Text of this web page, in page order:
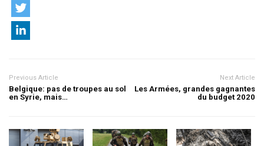
Previous Article
Belgique: pas de troupes au sol
en Syrie, mais…
Next Article
Les Armées, grandes gagnantes
du budget 2020